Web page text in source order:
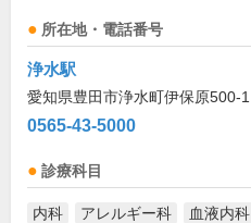
所在地・電話番号
浄水駅
愛知県豊田市浄水町伊保原500-1
0565-43-5000
診療科目
内科 アレルギー科 血液内科